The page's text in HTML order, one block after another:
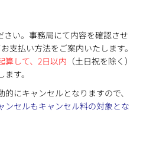
い。事務局にて内容を確認させ
支払い方法をご案内いたします。
算して、2日以内 （土日祝を除く）
す。
にキャンセルとなりますので、
ンセルもキャンセル料の対象とな